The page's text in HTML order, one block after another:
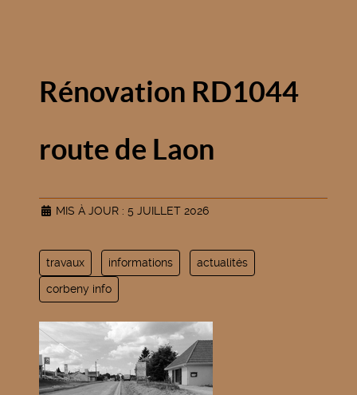
Rénovation RD1044
route de Laon
MIS À JOUR : 5 JUILLET 2026
travaux informations actualités
corbeny info